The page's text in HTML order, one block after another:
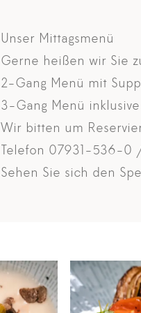
Unser Mittagsmenü
Gerne heißen wir Sie
2-Gang Menü mit
3-Gang Menü
Wir bitten um
Telefon 07931-536-0
Sehen Sie sich den